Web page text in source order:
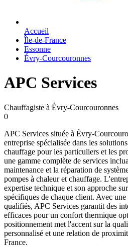
Accueil
Île-de-France
Essonne
Évry-Courcouronnes
APC Services
Chauffagiste à Évry-Courcouronnes
0
APC Services située à Évry-
entreprise spécialisée dans les
chauffage pour les particuliers et les
une gamme complète de services
maintenance et la réparation de
pompes à chaleur et chauffage.
expertise technique et son approche
spécifiques de chaque client. Avec
qualifiés, APC Services garantit des
efficaces pour un confort thermique
positionnement met l'accent sur la
personnalisé et une relation de
France.